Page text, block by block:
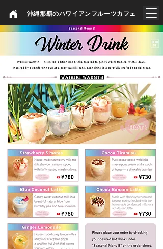
​沖縄那覇のハワイアンフルーツカフェ